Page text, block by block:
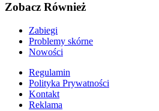
Zobacz Również
Zabiegi
Problemy skórne
Nowości
Regulamin
Polityka Prywatności
Kontakt
Reklama